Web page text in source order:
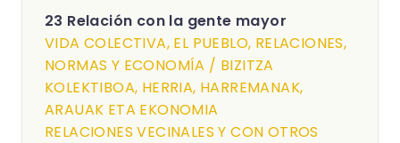
23 Relación con la gente mayor
VIDA COLECTIVA, EL PUEBLO, RELACIONES,
NORMAS Y ECONOMÍA / BIZITZA
KOLEKTIBOA, HERRIA, HARREMANAK,
ARAUAK ETA EKONOMIA
RELACIONES VECINALES Y CON OTROS